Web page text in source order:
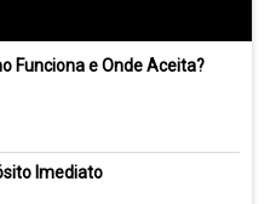
Funciona e Onde Aceita?
Imediato